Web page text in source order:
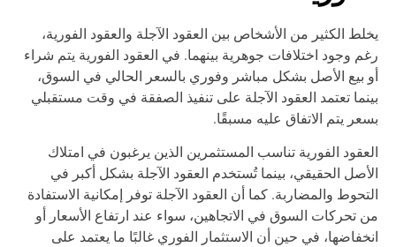
الكثير من الأشخاص بين العقود الآجلة والعقود الفورية،
وجود اختلافات جوهرية بينهما. في العقود الفورية يتم شراء
بيع الأصل بشكل مباشر وفوري بالسعر الحالي في السوق،
تعتمد العقود الآجلة على تنفيذ الصفقة في وقت مستقبلي
يتم الاتفاق عليه مسبقًا.
الفورية تناسب المستثمرين الذين يرغبون في امتلاك
الحقيقي، بينما تُستخدم العقود الآجلة بشكل أكبر في
والمضاربة. كما أن العقود الآجلة توفر إمكانية الاستفادة
تحركات السوق في الاتجاهين، سواء عند ارتفاع الأسعار أو
في حين أن الاستثمار الفوري غالبًا ما يعتمد على